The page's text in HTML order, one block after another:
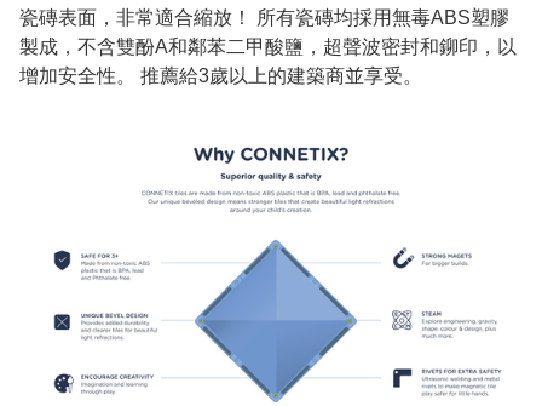
瓷磚表面，非常適合縮放！ 所有瓷磚均採用無毒ABS塑膠
製成，不含雙酚A和鄰苯二甲酸鹽，超聲波密封和鉚印，以
增加安全性。 推薦給3歲以上的建築商並享受。